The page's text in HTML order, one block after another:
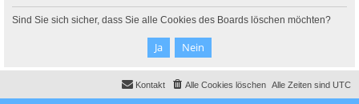
Sind Sie sich sicher, dass Sie alle Cookies des Boards löschen möchten?
Alle Zeiten sind UTC
Alle Cookies löschen
Kontakt